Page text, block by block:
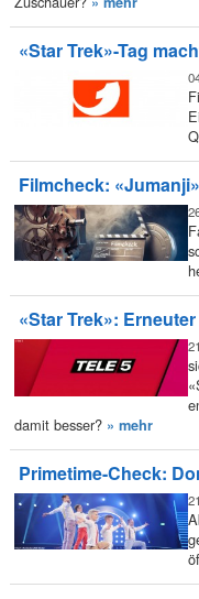
«Star Trek»-Tag
Filmcheck: «Jumanji»
«Star Trek»:
damit besser? » mehr
Primetime-Check: